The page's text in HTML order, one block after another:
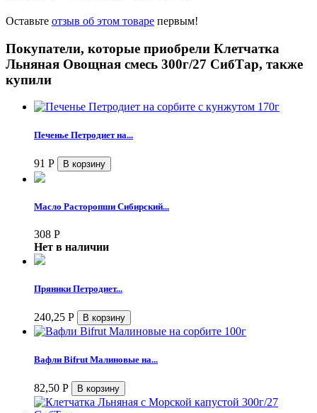
Оставьте отзыв об этом товаре первым!
Покупатели, которые приобрели Клетчатка
Льняная Овощная смесь 300г/27 СибТар, также
купили
Печенье Петродиет на...
91 Р
Масло Расторопши Сибирский...
308 Р
Нет в наличии
Пряники Петродиет...
240,25 Р
Вафли Bifrut Малиновые на...
82,50 Р